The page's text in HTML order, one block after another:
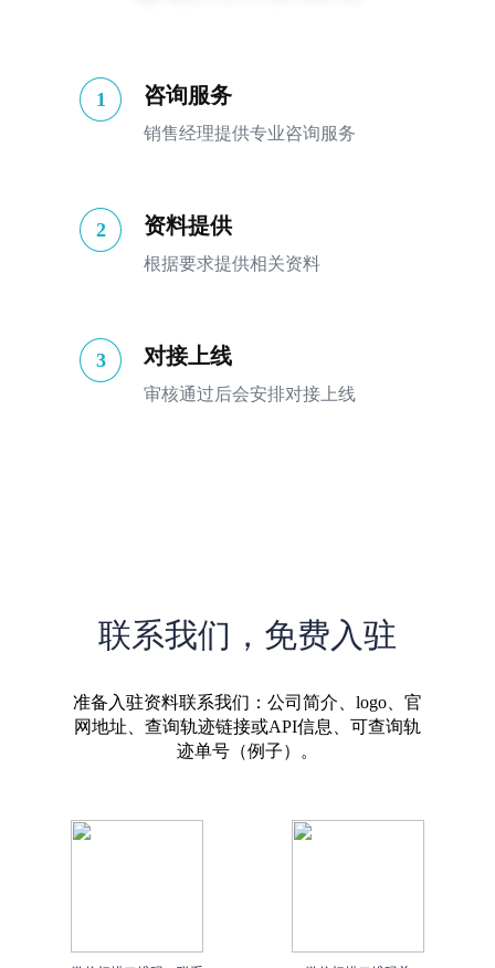
1 咨询服务
销售经理提供专业咨询服务
2 资料提供
根据要求提供相关资料
3 对接上线
审核通过后会安排对接上线
联系我们，免费入驻
准备入驻资料联系我们：公司简介、logo、官
网地址、查询轨迹链接或API信息、可查询轨
迹单号（例子）。